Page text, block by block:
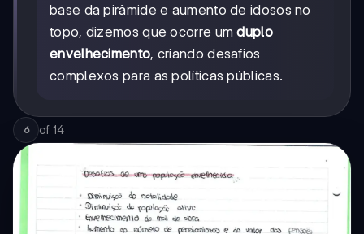
base da pirâmide e aumento de idosos no
topo, dizemos que ocorre umduplo
envelhecimento, criando desafios
complexos para as políticas públicas.
6 of 14